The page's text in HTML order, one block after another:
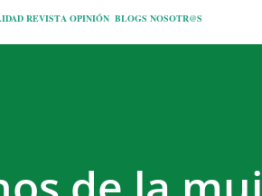
REVISTA OPINIÓN BLOGS NOSOTR@S